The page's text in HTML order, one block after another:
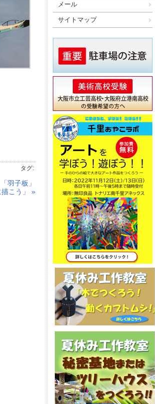
タグ:
羽子板」
描こう」 »
メール
サイトマップ